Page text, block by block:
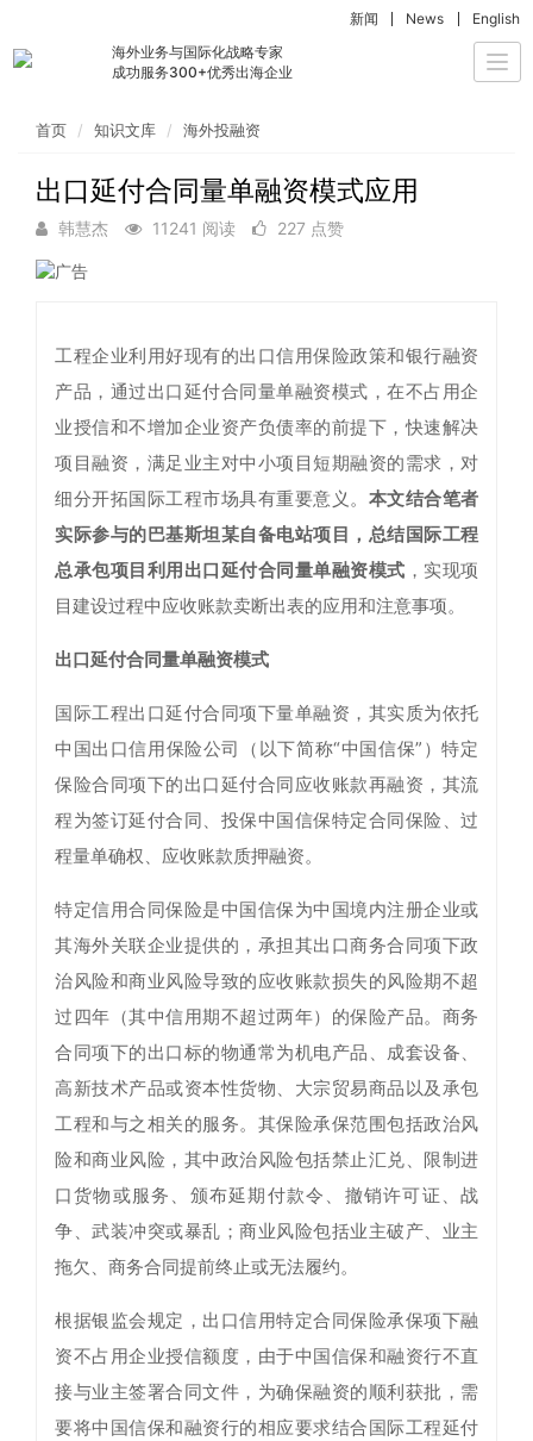
海外业务与国际化战略专家
成功服务300+优秀出海企业
新闻 News English
首页 知识文库 海外投融资
出口延付合同量单融资模式应用
韩慧杰 11241 阅读 227 点赞
工程企业利用好现有的出口信用保险政策和银行融资
产品，通过出口延付合同量单融资模式，在不占用企
业授信和不增加企业资产负债率的前提下，快速解决
项目融资，满足业主对中小项目短期融资的需求，对
细分开拓国际工程市场具有重要意义。 本文结合笔者
实际参与的巴基斯坦某自备电站项目，总结国际工程
总承包项目利用出口延付合同量单融资模式 ，实现项
目建设过程中应收账款卖断出表的应用和注意事项。
出口延付合同量单融资模式
国际工程出口延付合同项下量单融资，其实质为依托
中国出口信用保险公司（以下简称“中国信保”）特定
保险合同项下的出口延付合同应收账款再融资，其流
程为签订延付合同、投保中国信保特定合同保险、过
程量单确权、应收账款质押融资。
特定信用合同保险是中国信保为中国境内注册企业或
其海外关联企业提供的，承担其出口商务合同项下政
治风险和商业风险导致的应收账款损失的风险期不超
过四年（其中信用期不超过两年）的保险产品。商务
合同项下的出口标的物通常为机电产品、成套设备、
高新技术产品或资本性货物、大宗贸易商品以及承包
工程和与之相关的服务。其保险承保范围包括政治风
险和商业风险，其中政治风险包括禁止汇兑、限制进
口货物或服务、颁布延期付款令、撤销许可证、战
争、武装冲突或暴乱；商业风险包括业主破产、业主
拖欠、商务合同提前终止或无法履约。
根据银监会规定，出口信用特定合同保险承保项下融
资不占用企业授信额度，由于中国信保和融资行不直
接与业主签署合同文件，为确保融资的顺利获批，需
要将中国信保和融资行的相应要求结合国际工程延付